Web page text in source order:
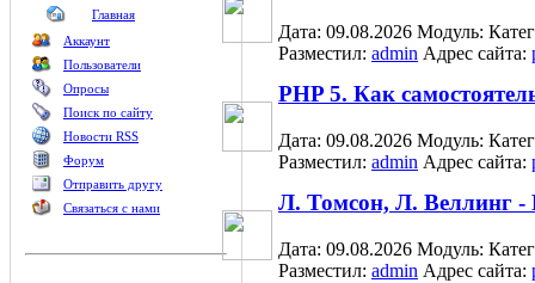
Главная
Аккаунт
Пользователи
Опросы
Поиск по сайту
Новости RSS
Форум
Отправить другу
Связаться с нами
Дата: 09.08.2026 Модуль:
Разместил: admin Адрес сайта:
PHP 5. Как
Дата: 09.08.2026 Модуль:
Разместил: admin Адрес сайта:
Л. Томсон, Л. Веллинг -
Дата: 09.08.2026 Модуль:
Разместил: admin Адрес сайта: